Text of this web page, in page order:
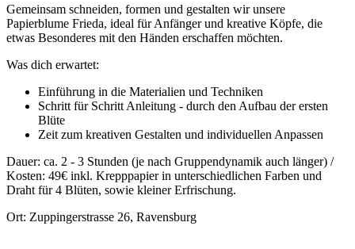
Gemeinsam schneiden, formen und gestalten wir unsere
Papierblume Frieda, ideal für Anfänger und kreative Köpfe, die
etwas Besonderes mit den Händen erschaffen möchten.
Was dich erwartet:
Einführung in die Materialien und Techniken
Schritt für Schritt Anleitung - durch den Aufbau der ersten
Blüte
Zeit zum kreativen Gestalten und individuellen Anpassen
Dauer: ca. 2 - 3 Stunden (je nach Gruppendynamik auch länger) /
Kosten: 49€ inkl. Krepppapier in unterschiedlichen Farben und
Draht für 4 Blüten, sowie kleiner Erfrischung.
Ort: Zuppingerstrasse 26, Ravensburg